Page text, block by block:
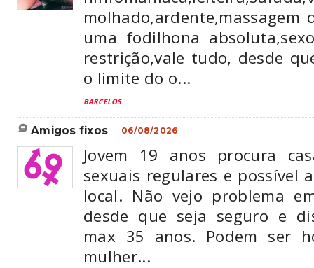
molhado,ardente,massagem
uma fodilhona
restrição,vale tudo, desde
o limite do o...
BARCELOS
amigos fixos 06/08/2026
Jovem 19 anos procura
sexuais regulares e possível
local. Não vejo problema
desde que seja seguro e
max 35 anos. Podem ser
mulher...